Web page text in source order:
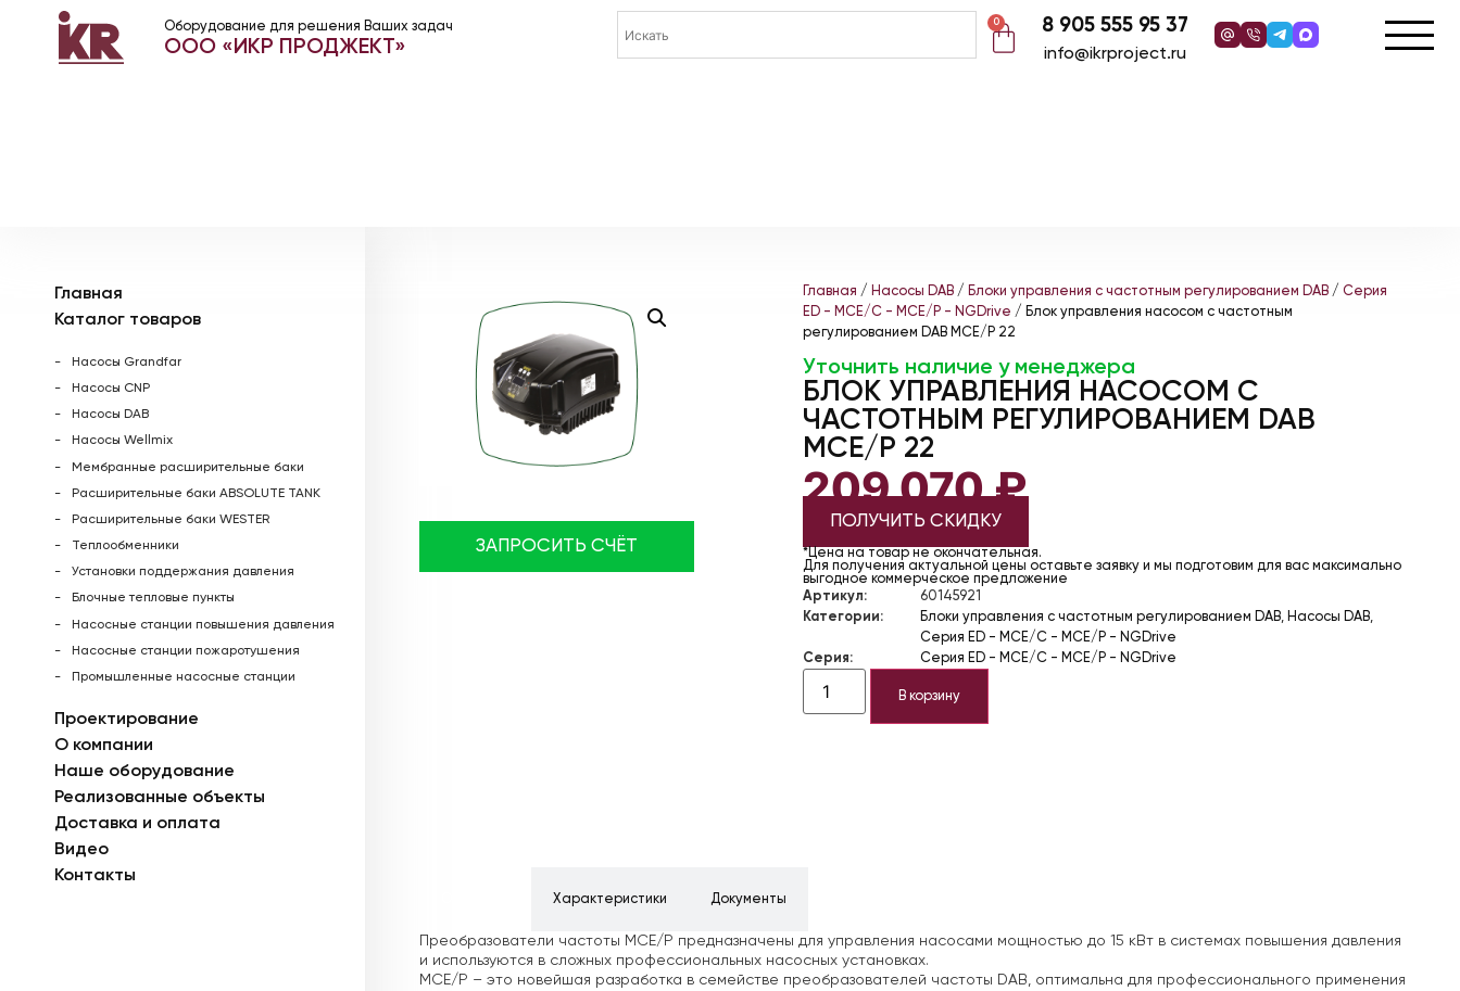
Оборудование для решения Ваших задач
ООО «ИКР ПРОДЖЕКТ»
0 8 905 555 95 37
info@ikrproject.ru
Главная
Каталог товаров
Насосы Grandfar
Насосы CNP
Насосы DAB
Насосы Wellmix
Мембранные расширительные баки
Расширительные баки ABSOLUTE TANK
Расширительные баки WESTER
Теплообменники
Установки поддержания давления
Блочные тепловые пункты
Насосные станции повышения давления
Насосные станции пожаротушения
Промышленные насосные станции
Проектирование
О компании
Наше оборудование
Реализованные объекты
Доставка и оплата
Видео
Контакты
ЗАПРОСИТЬ СЧЁТ
Главная / Насосы DAB/ Блоки управления с частотным регулированием DAB/ Серия
ED - MCE/C - MCE/P - NGDrive / Блок управления насосом с частотным
регулированием DAB MCE/P 22
Уточнить наличие у менеджера
БЛОК УПРАВЛЕНИЯ НАСОСОМ С
ЧАСТОТНЫМ РЕГУЛИРОВАНИЕМ DAB
MCE/P 22
209 070₽
ПОЛУЧИТЬ СКИДКУ
*Цена на товар не окончательная.
Для получения актуальной цены оставьте заявку и мы подготовим для вас максимально
выгодное коммерческое предложение
Артикул:
60145921
Категории:
Блоки управления с частотным регулированием DAB, Насосы DAB,
Серия ED - MCE/C - MCE/P - NGDrive
Серия:
Серия ED - MCE/C - MCE/P - NGDrive
В корзину
Характеристики Документы
Преобразователи частоты MCE/P предназначены для управления насосами мощностью до 15 кВт в системах повышения давления
и используются в сложных профессиональных насосных установках.
MCE/P – это новейшая разработка в семействе преобразователей частоты DAB, оптимальна для профессионального применения